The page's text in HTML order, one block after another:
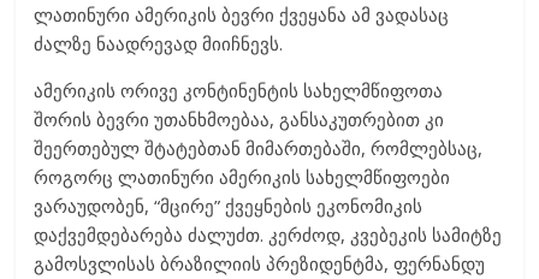
ლათინური ამერიკის ბევრი ქვეყანა ამ ვადასაც
ძალზე ნაადრევად მიიჩნევს.
ამერიკის ორივე კონტინენტის სახელმწიფოთა
შორის ბევრი უთანხმოებაა, განსაკუთრებით კი
შეერთებულ შტატებთან მიმართებაში, რომლებსაც,
როგორც ლათინური ამერიკის სახელმწიფოები
ვარაუდობენ, “მცირე” ქვეყნების ეკონომიკის
დაქვემდებარება ძალუძთ. კერძოდ, კვებეკის სამიტზე
გამოსვლისას ბრაზილიის პრეზიდენტმა, ფერნანდუ